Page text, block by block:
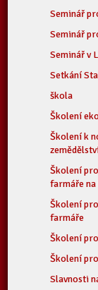
Seminář
Seminář
Seminář v
Setkání
škola
Školení
Školení k
Školení
farmáře
Školení
farmáře
Školení
Školení
Slavnosti